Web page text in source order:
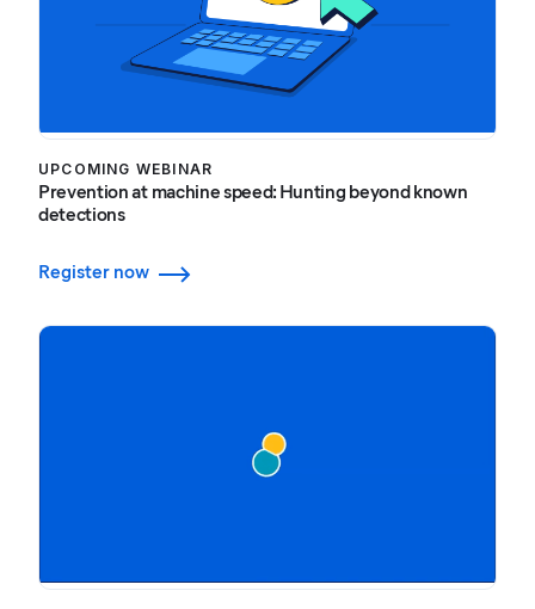
UPCOMING WEBINAR
Prevention at machine speed: Hunting beyond known
detections
Register now